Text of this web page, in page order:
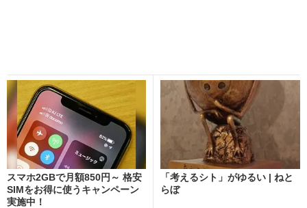
スマホ2GBで月額850円～ 格安
SIMをお得に使うキャンペーン
実施中！
「考えるシト」がゆるい | ねと
らぼ